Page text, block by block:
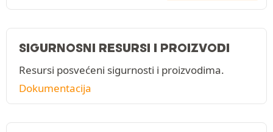
SIGURNOSNI RESURSI I PROIZVODI
Resursi posvećeni sigurnosti i proizvodima.
Dokumentacija